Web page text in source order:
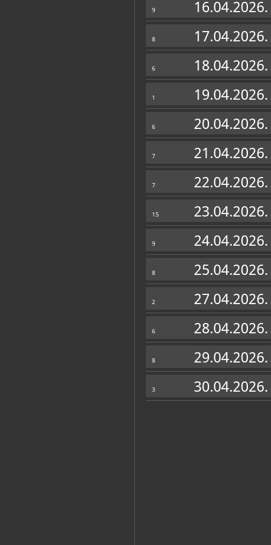
9 16.04.2026.
8 17.04.2026.
6 18.04.2026.
1 19.04.2026.
6 20.04.2026.
7 21.04.2026.
7 22.04.2026.
15 23.04.2026.
9 24.04.2026.
8 25.04.2026.
2 27.04.2026.
6 28.04.2026.
8 29.04.2026.
3 30.04.2026.